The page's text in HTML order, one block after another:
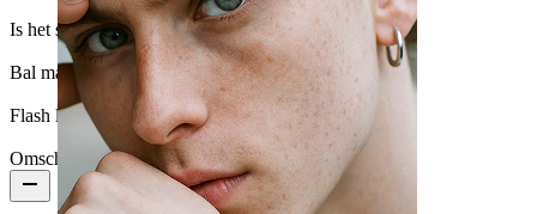
Is het sieraad gecoat?:Ja, het hele sieraad
Bal maat: 5 mm
Flash label: 3 voor 2
Omschrijving